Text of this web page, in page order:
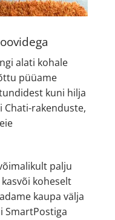
alati kohale
püüame
kuni hilja
Chati-rakenduste,
palju
koheselt
kaupa välja
SmartPostiga